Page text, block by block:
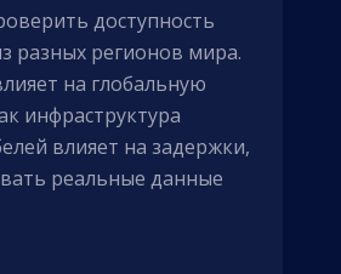
доступность
разных регионов мира.
на глобальную
инфраструктура
влияет на задержки,
реальные данные